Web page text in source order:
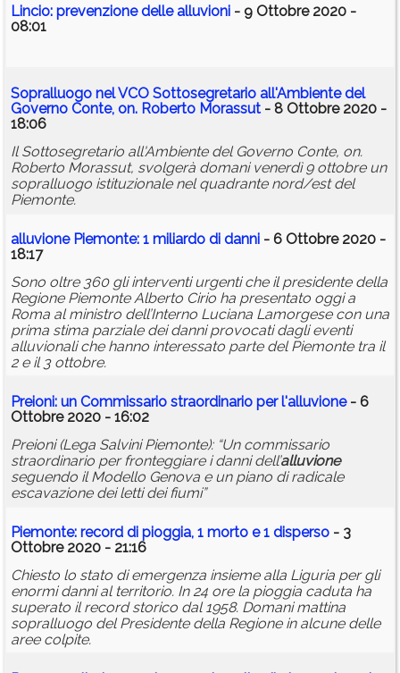
Lincio: prevenzione delle alluvioni - 9 Ottobre 2020 -
08:01
Sopralluogo nel VCO Sottosegretario all'Ambiente del
Governo Conte, on. Roberto Morassut - 8 Ottobre 2020 -
18:06
Il Sottosegretario all'Ambiente del Governo Conte, on.
Roberto Morassut, svolgerà domani venerdì 9 ottobre un
sopralluogo istituzionale nel quadrante nord/est del
Piemonte.
alluvionePiemonte: 1 miliardo di danni - 6 Ottobre 2020 -
18:17
Sono oltre 360 gli interventi urgenti che il presidente della
Regione Piemonte Alberto Cirio ha presentato oggi a
Roma al ministro dell’Interno Luciana Lamorgese con una
prima stima parziale dei danni provocati dagli eventi
alluvionali che hanno interessato parte del Piemonte tra il
2 e il 3 ottobre.
Preioni: un Commissario straordinario per l'alluvione- 6
Ottobre 2020 - 16:02
Preioni (Lega Salvini Piemonte): “Un commissario
straordinario per fronteggiare i danni dell’alluvione
seguendo il Modello Genova e un piano di radicale
escavazione dei letti dei fiumi”
Piemonte: record di pioggia, 1 morto e 1 disperso - 3
Ottobre 2020 - 21:16
Chiesto lo stato di emergenza insieme alla Liguria per gli
enormi danni al territorio. In 24 ore la pioggia caduta ha
superato il record storico dal 1958. Domani mattina
sopralluogo del Presidente della Regione in alcune delle
aree colpite.